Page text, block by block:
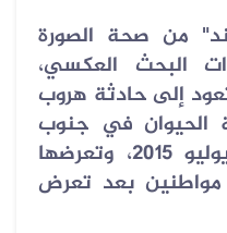
من صحة الصورة
البحث العكسي،
إلى حادثة هروب
الحيوان في جنوب
محافظة إب بتاريخ 26 يوليو 2015، وتعرضها
بعد تعرض